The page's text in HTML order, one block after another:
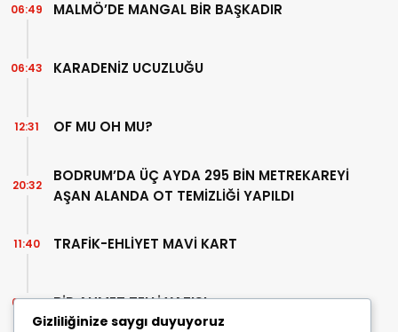
MALMÖ’DE MANGAL BİR BAŞKADIR
06:49
KARADENİZ UCUZLUĞU
06:43
OF MU OH MU?
12:31
BODRUM’DA ÜÇ AYDA 295 BİN METREKAREYİ
AŞAN ALANDA OT TEMİZLİĞİ YAPILDI
20:32
TRAFİK-EHLİYET MAVİ KART
11:40
BİR AHMET TELLİ YAZISI
07:30
Gizliliğinize saygı duyuyoruz